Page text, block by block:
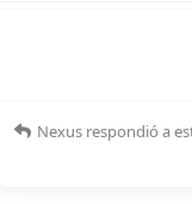
Nexus respondió a